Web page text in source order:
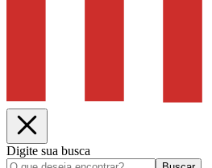
Digite sua busca